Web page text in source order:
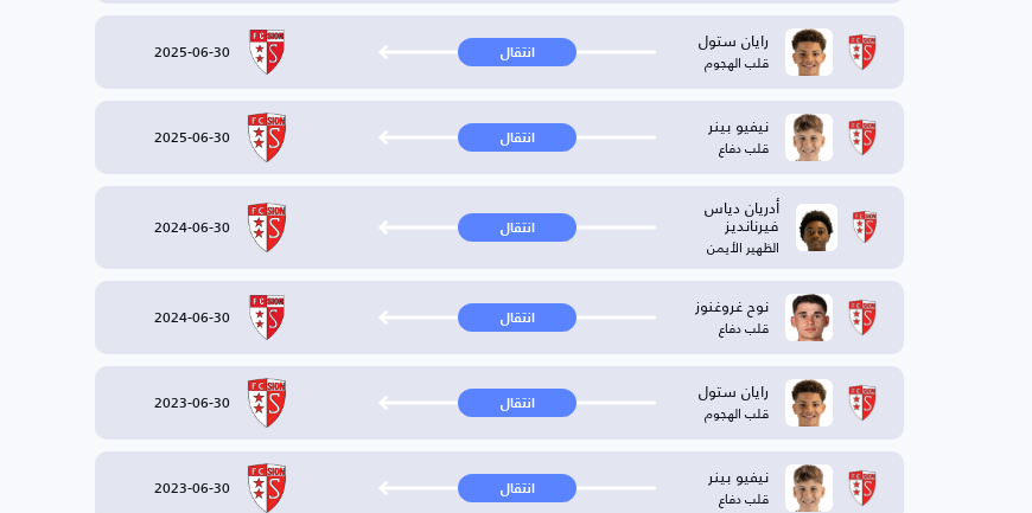
رايان ستول
قلب الهجوم انتقال 2025-06-30
نيفيو بينر
قلب دفاع انتقال 2025-06-30
أدريان دياس
فيرنانديز
الظهير الأيمن
انتقال 2024-06-30
نوح غروغنوز
قلب دفاع انتقال 2024-06-30
رايان ستول
قلب الهجوم انتقال 2023-06-30
نيفيو بينر
قلب دفاع انتقال 2023-06-30